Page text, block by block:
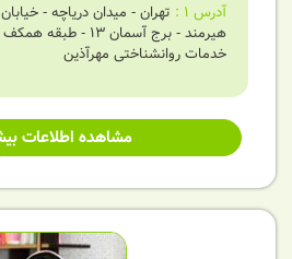
آدرس 1
: تهران - میدان دریاچه -
هیرمند - برج آسمان 13
خدمات روانشناختی مهرآذین
مشاهده اطلاعات